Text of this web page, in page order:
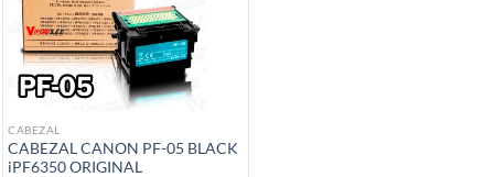
CABEZAL
CABEZAL CANON PF-05 BLACK
iPF6350 ORIGINAL